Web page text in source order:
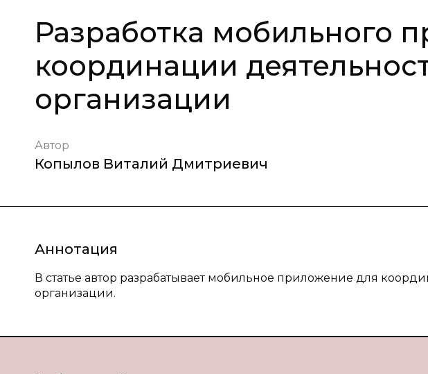
Разработка мобильного
координации
организации
Автор
Копылов Виталий Дмитриевич
Аннотация
В статье автор разрабатывает мобильное приложение для
организации.